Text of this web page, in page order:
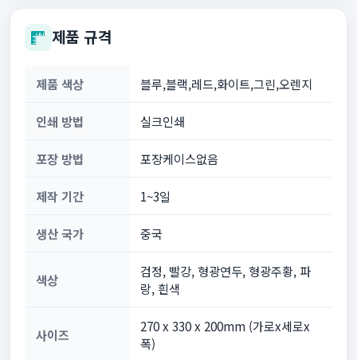
제품 규격
제품 색상 블루,블랙,레드,화이트,그린,오렌지
인쇄 방법 실크인쇄
포장 방법 포장케이스없음
제작 기간 1~3일
생산 국가 중국
색상
검정, 빨강, 형광연두, 형광주황, 파
랑, 흰색
사이즈
270 x 330 x 200mm (가로x세로x
폭)